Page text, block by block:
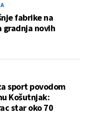
fabrike na
gradnja novih
sport povodom
Košutnjak:
star oko 70